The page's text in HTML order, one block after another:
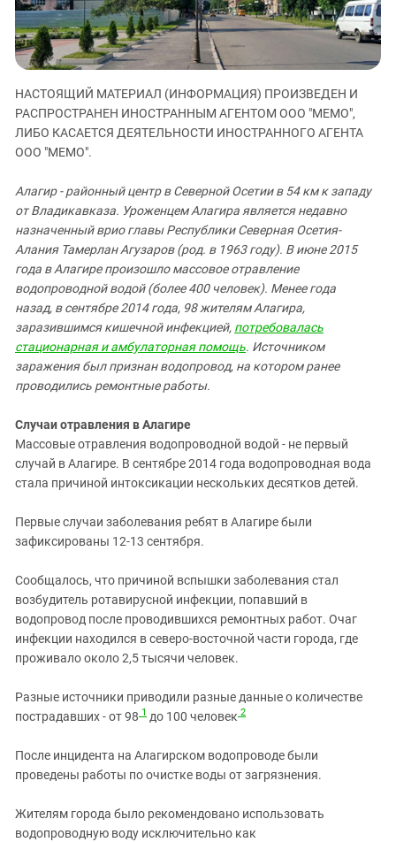
ЗАСТАВЛЯЕТ
КАВКАЗ ЗА ПАЛЕСТИНУ
ИНАКОМЫСЛИЕ В ЧЕЧНЕ
ПРЕСЛЕДОВАНИЕ АКТИВИСТОВ
МОБИЛИЗАЦИЯ И ПРОТЕСТЫ
Дагестан
Ингушетия
Кабардино-Балкария
Калмыкия
Краснодарский край
Российская Федерация
Ростовская область
Северная Осетия - Алания
СКФО
Ставропольский край
Чечня
Южная Осетия
ЮФО
НАСТОЯЩИЙ МАТЕРИАЛ (ИНФОРМАЦИЯ) ПРОИЗВЕДЕН И
РАСПРОСТРАНЕН ИНОСТРАННЫМ АГЕНТОМ ООО "МЕМО",
ЛИБО КАСАЕТСЯ ДЕЯТЕЛЬНОСТИ ИНОСТРАННОГО АГЕНТА
ООО "МЕМО".
Алагир - районный центр в Северной Осетии в 54 км к западу
от Владикавказа. Уроженцем Алагира является недавно
назначенный врио главы Республики Северная Осетия-
Алания Тамерлан Агузаров (род. в 1963 году). В июне 2015
года в Алагире произошло массовое отравление
водопроводной водой (более 400 человек). Менее года
назад, в сентябре 2014 года, 98 жителям Алагира,
заразившимся кишечной инфекцией, потребовалась
стационарная и амбулаторная помощь. Источником
заражения был признан водопровод, на котором ранее
проводились ремонтные работы.
Случаи отравления в Алагире
Массовые отравления водопроводной водой - не первый
случай в Алагире. В сентябре 2014 года водопроводная вода
стала причиной интоксикации нескольких десятков детей.
Первые случаи заболевания ребят в Алагире были
зафиксированы 12-13 сентября.
Сообщалось, что причиной вспышки заболевания стал
возбудитель ротавирусной инфекции, попавший в
водопровод после проводившихся ремонтных работ. Очаг
инфекции находился в северо-восточной части города, где
проживало около 2,5 тысячи человек.
Разные источники приводили разные данные о количестве
пострадавших - от 98 1 до 100 человек 2
После инцидента на Алагирском водопроводе были
проведены работы по очистке воды от загрязнения.
Жителям города было рекомендовано использовать
водопроводную воду исключительно как